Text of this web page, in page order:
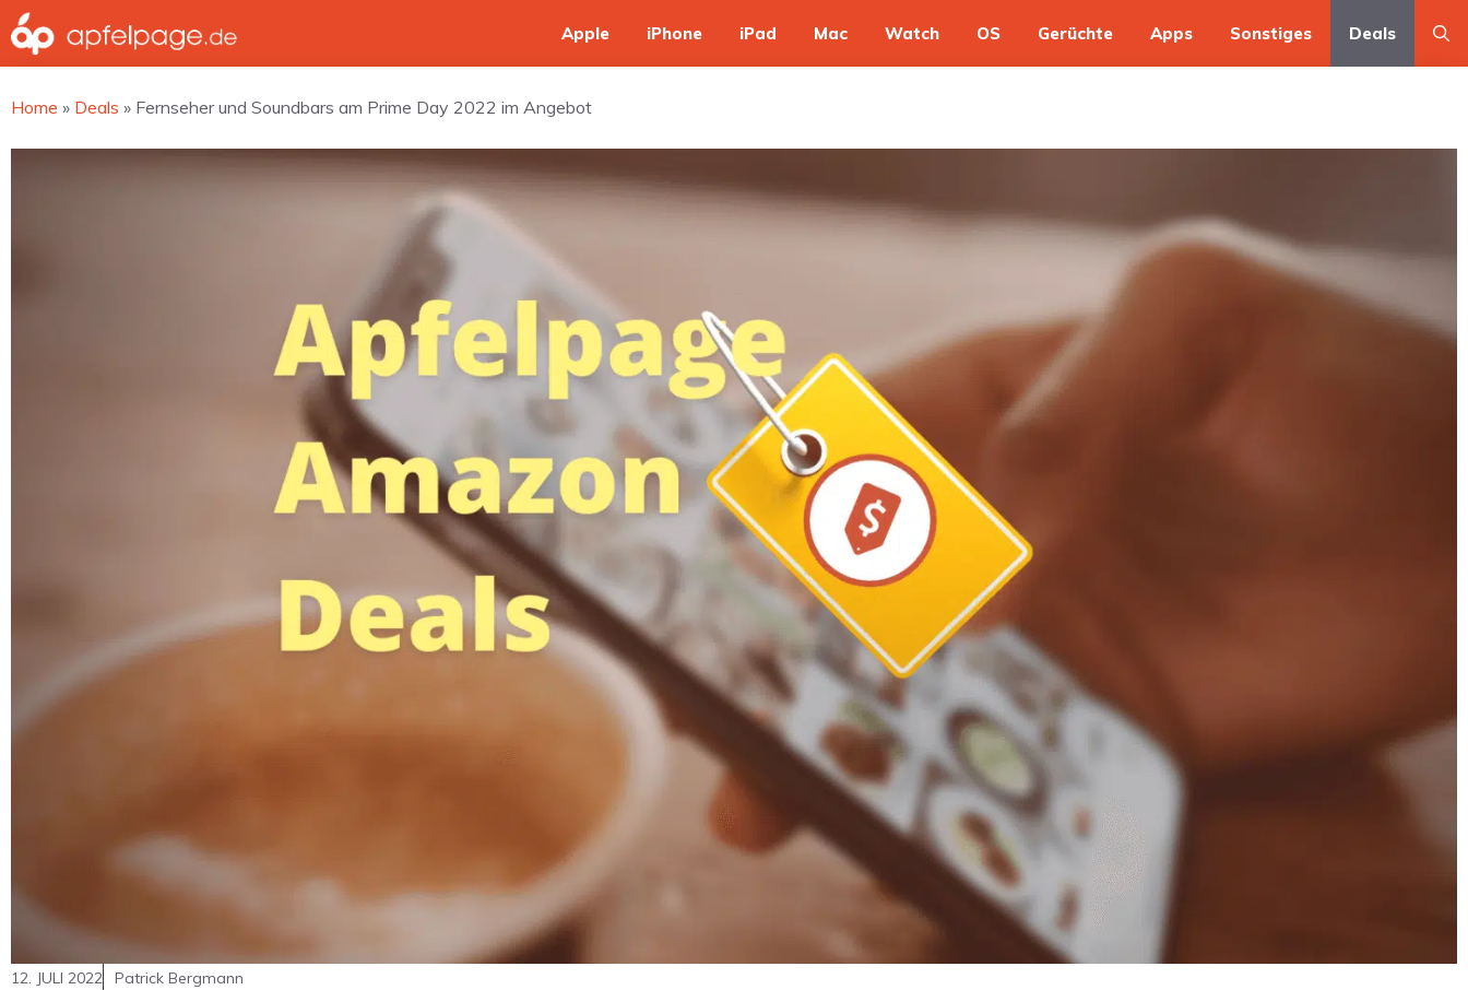
Zum
Inhalt
springen
Apple iPhone iPad Mac Watch OS Gerüchte Apps Sonstiges Deals
Home » Deals » Fernseher und Soundbars am Prime Day 2022 im Angebot
12. JULI 2022 Patrick Bergmann